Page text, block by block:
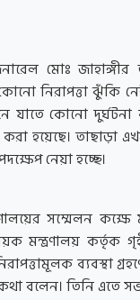
জেনারেল মোঃ
নিরাপত্তা ঝুঁকি
যাতে কোনো
করা হয়েছে।
নেয়া হচ্ছে।
সম্মেলন
মন্ত্রণালয় কর্তৃক
ব্যবস্থা
বলেন। তিনি এতে